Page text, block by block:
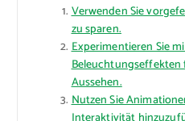
Verwenden Sie
zu sparen.
Experimentieren Sie
Beleuchtungseffekten
Aussehen.
Nutzen Sie